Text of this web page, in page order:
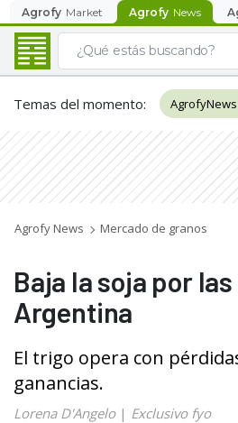
Agrofy Market Agrofy News
Temas del momento:
Agrofy News Mercado de granos
Baja la soja por
Argentina
El trigo opera con
ganancias.
Lorena D'Angelo| Exclusivo fyo